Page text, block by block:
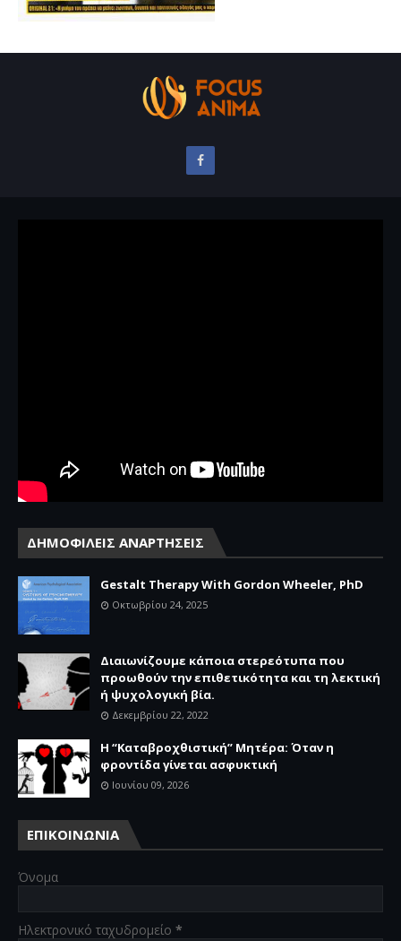
ΔΗΜΟΦΙΛΕΙΣ ΑΝΑΡΤΗΣΕΙΣ
Gestalt Therapy With Gordon Wheeler, PhD
Οκτωβρίου 24, 2025
Διαιωνίζουμε κάποια στερεότυπα που
προωθούν την επιθετικότητα και τη λεκτική
ή ψυχολογική βία.
Δεκεμβρίου 22, 2022
Η “Καταβροχθιστική” Mητέρα: Όταν η
φροντίδα γίνεται ασφυκτική
Ιουνίου 09, 2026
ΕΠΙΚΟΙΝΩΝΙΑ
Όνομα
Ηλεκτρονικό ταχυδρομείο *